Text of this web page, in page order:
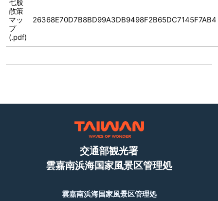
七股
散策
マッ
プ
(.pdf)
26368E70D7B8BD99A3DB9498F2B65DC7145F7AB4
交通部観光署
雲嘉南浜海国家風景区管理処
雲嘉南浜海国家風景区管理処